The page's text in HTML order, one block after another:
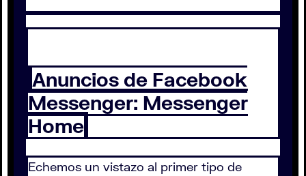
Anuncios de Facebook
Messenger: Messenger
Home
Echemos un vistazo al primer tipo de